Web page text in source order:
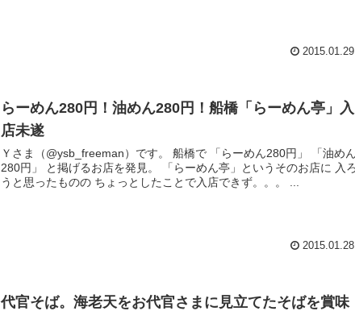
2015.01.29
らーめん280円！油めん280円！船橋「らーめん亭」入
店未遂
Ｙさま（@ysb_freeman）です。 船橋で 「らーめん280円」 「油めん
280円」 と掲げるお店を発見。 「らーめん亭」というそのお店に 入ろ
2015.01.28
代官そば。海老天をお代官さまに見立てたそばを賞味